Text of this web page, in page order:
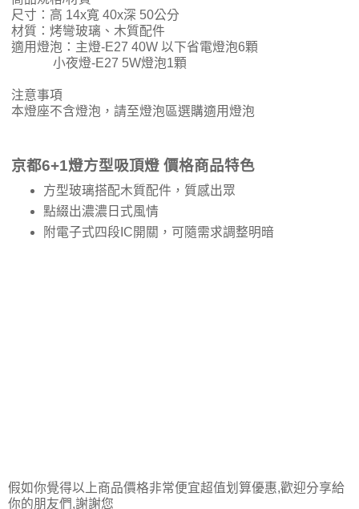
尺寸：高 14x寬 40x深 50公分
材質：烤彎玻璃、木質配件
適用燈泡：主燈-E27 40W 以下省電燈泡6顆
小夜燈-E27 5W燈泡1顆
注意事項
本燈座不含燈泡，請至燈泡區選購適用燈泡
京都6+1燈方型吸頂燈 價格商品特色
方型玻璃搭配木質配件，質感出眾
點綴出濃濃日式風情
附電子式四段IC開關，可隨需求調整明暗
假如你覺得以上商品價格非常便宜超值划算優惠,歡迎分享給
你的朋友們,謝謝您